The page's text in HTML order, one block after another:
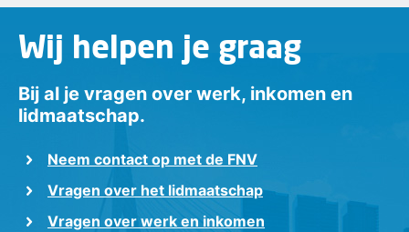
Wij helpen je graag
Bij al je vragen over werk, inkomen en
lidmaatschap.
Neem contact op met de FNV
Vragen over het lidmaatschap
Vragen over werk en inkomen